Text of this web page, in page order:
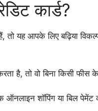
कार्ड?
यह आपके लिए बढ़िया
है, तो वो बिना किसी फीस
शॉपिंग या बिल पेमेंट